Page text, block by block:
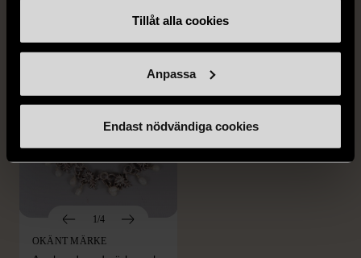
Tillåt alla cookies
Anpassa
Endast nödvändiga cookies
1/4
OKÄNT MÄRKE